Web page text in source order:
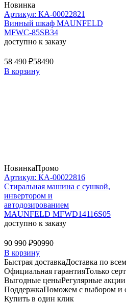
Новинка
Артикул: КА-00022821
Винный шкаф MAUNFELD
MFWC-85SB34
доступно к заказу
58 490 ₽58490
В корзину
НовинкаПромо
Артикул: КА-00022816
Стиральная машина c сушкой,
инвертором и
автодозированием
MAUNFELD MFWD14116S05
доступно к заказу
90 990 ₽90990
В корзину
Быстрая доставкаДоставка по
Официальная гарантияТолько
Выгодные ценыРегулярные
ПоддержкаПоможем с выбором и
Купить в один клик